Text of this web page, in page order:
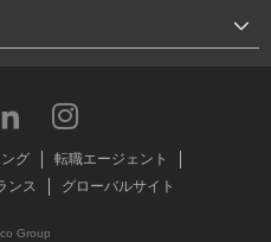
グ
転職エージェント
ンス グローバルサイト
Group